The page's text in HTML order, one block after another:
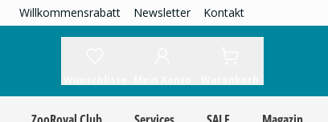
Willkommensrabatt Newsletter Kontakt